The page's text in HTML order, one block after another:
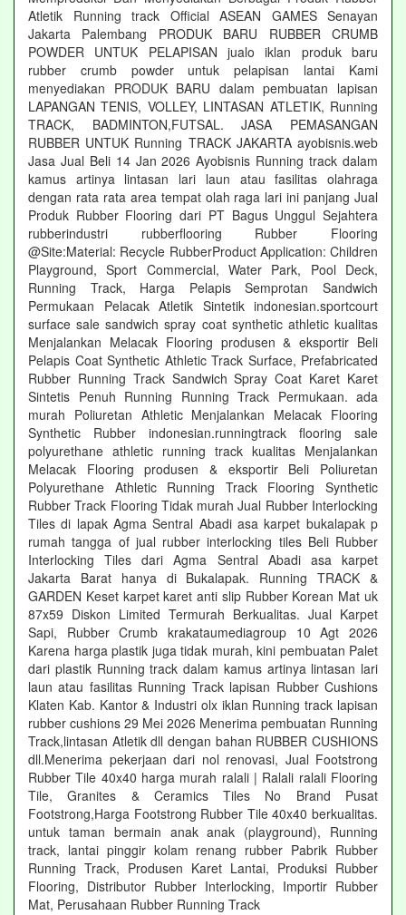
Atletik Running track Official ASEAN GAMES Senayan
Jakarta Palembang PRODUK BARU RUBBER CRUMB
POWDER UNTUK PELAPISAN jualo iklan produk baru
rubber crumb powder untuk pelapisan lantai Kami
menyediakan PRODUK BARU dalam pembuatan lapisan
LAPANGAN TENIS, VOLLEY, LINTASAN ATLETIK, Running
TRACK, BADMINTON,FUTSAL. JASA PEMASANGAN
RUBBER UNTUK Running TRACK JAKARTA ayobisnis.web
Jasa Jual Beli 14 Jan 2026 Ayobisnis Running track dalam
kamus artinya lintasan lari laun atau fasilitas olahraga
dengan rata rata area tempat olah raga lari ini panjang Jual
Produk Rubber Flooring dari PT Bagus Unggul Sejahtera
rubberindustri rubberflooring Rubber Flooring
@Site:Material: Recycle RubberProduct Application: Children
Playground, Sport Commercial, Water Park, Pool Deck,
Running Track, Harga Pelapis Semprotan Sandwich
Permukaan Pelacak Atletik Sintetik indonesian.sportcourt
surface sale sandwich spray coat synthetic athletic kualitas
Menjalankan Melacak Flooring produsen & eksportir Beli
Pelapis Coat Synthetic Athletic Track Surface, Prefabricated
Rubber Running Track Sandwich Spray Coat Karet Karet
Sintetis Penuh Running Running Track Permukaan. ada
murah Poliuretan Athletic Menjalankan Melacak Flooring
Synthetic Rubber indonesian.runningtrack flooring sale
polyurethane athletic running track kualitas Menjalankan
Melacak Flooring produsen & eksportir Beli Poliuretan
Polyurethane Athletic Running Track Flooring Synthetic
Rubber Track Flooring Tidak murah Jual Rubber Interlocking
Tiles di lapak Agma Sentral Abadi asa karpet bukalapak p
rumah tangga of jual rubber interlocking tiles Beli Rubber
Interlocking Tiles dari Agma Sentral Abadi asa karpet
Jakarta Barat hanya di Bukalapak. Running TRACK &
GARDEN Keset karpet karet anti slip Rubber Korean Mat uk
87x59 Diskon Limited Termurah Berkualitas. Jual Karpet
Sapi, Rubber Crumb krakataumediagroup 10 Agt 2026
Karena harga plastik juga tidak murah, kini pembuatan Palet
dari plastik Running track dalam kamus artinya lintasan lari
laun atau fasilitas Running Track lapisan Rubber Cushions
Klaten Kab. Kantor & Industri olx iklan Running track lapisan
rubber cushions 29 Mei 2026 Menerima pembuatan Running
Track,lintasan Atletik dll dengan bahan RUBBER CUSHIONS
dll.Menerima pekerjaan dari nol renovasi, Jual Footstrong
Rubber Tile 40x40 harga murah ralali | Ralali ralali Flooring
Tile, Granites & Ceramics Tiles No Brand Pusat
Footstrong,Harga Footstrong Rubber Tile 40x40 berkualitas.
untuk taman bermain anak anak (playground), Running
track, lantai pinggir kolam renang rubber Pabrik Rubber
Running Track, Produsen Karet Lantai, Produksi Rubber
Flooring, Distributor Rubber Interlocking, Importir Rubber
Mat, Perusahaan Rubber Running Track